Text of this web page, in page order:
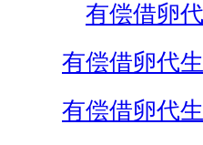
有偿借卵
有偿借卵代
有偿借卵代